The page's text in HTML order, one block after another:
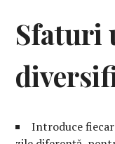
Sfaturi
Introduce